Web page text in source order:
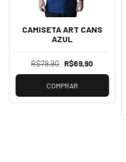
CAMISETA ART CANS
AZUL
R$79,90 R$69,90
COMPRAR